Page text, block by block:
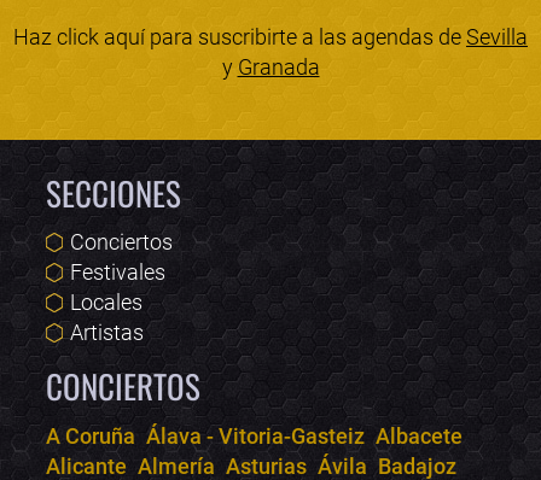
Haz click aquí para suscribirte a las agendas deSevilla
y Granada
SECCIONES
Conciertos
Festivales
Locales
Artistas
CONCIERTOS
A Coruña Álava - Vitoria-Gasteiz Albacete
Alicante Almería Asturias Ávila Badajoz